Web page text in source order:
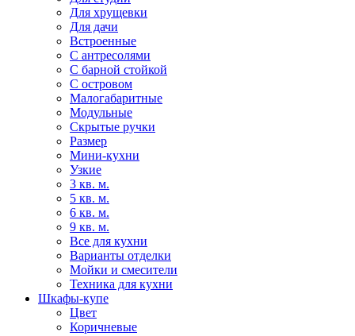
Для хрущевки
Для дачи
Встроенные
С антресолями
С барной стойкой
С островом
Малогабаритные
Модульные
Скрытые ручки
Размер
Мини-кухни
Узкие
3 кв. м.
5 кв. м.
6 кв. м.
9 кв. м.
Все для кухни
Варианты отделки
Мойки и смесители
Техника для кухни
Шкафы-купе
Цвет
Коричневые